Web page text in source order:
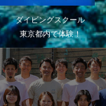
ダイビングスクール
東京都内で体験！